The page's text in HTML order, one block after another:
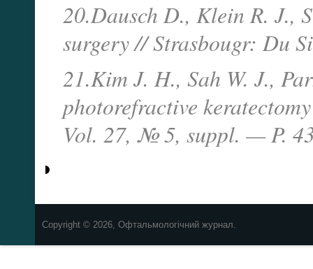
20.Dausch D., Klein R. J.,
surgery // Strasbougr: Du
21.Kim J. H., Sah W. J.,
photorefractive
Vol. 27, № 5, suppl. — P.
Copyright © 2026, Офтальмологічний журнал.